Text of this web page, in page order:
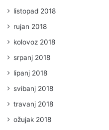
listopad 2018
rujan 2018
kolovoz 2018
srpanj 2018
lipanj 2018
svibanj 2018
travanj 2018
ožujak 2018